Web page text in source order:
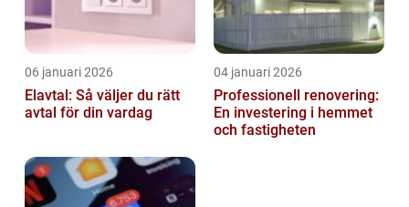
06 januari 2026
Elavtal: Så väljer du rätt
avtal för din vardag
04 januari 2026
Professionell renovering:
En investering i hemmet
och fastigheten